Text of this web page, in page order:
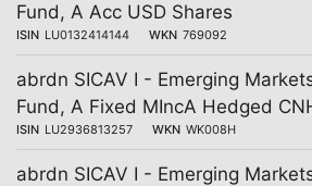
Fund, A Acc USD Shares
ISIN LU0132414144 WKN 769092
abrdn SICAV I - Emerging
Fund, A Fixed MIncA Hedged
ISIN LU2936813257 WKN WK008H
abrdn SICAV I - Emerging